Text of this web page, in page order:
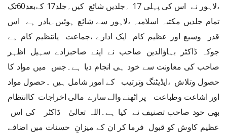
،لاہور نے اس کی پہلی 17 ؍جلدیں شائع کیں۔جلد17 کےبعد60تک
تمام جلدیں مکتبہ اسلامیہ ،لاہور سے شائع ہوئیں۔یادر ہے اس
قدر وسیع اور عظیم کام ایک ادارے ،جماعت یاتنظیم کام ہے
جوکہ ڈاکٹر بہاؤالدین صاحب نے اپنے صاحبزادے سہیل اظہر
صاحب کی معاونت سے خود ہی انجام دیا ہے۔جس میں مواد کا
حصول وتلاش ،ایڈیٹنگ وترتیب کے امور شامل ہیں ۔حصول مواد
اور اشاعت وطباعت پر اٹھنے والے سارے مالی اخراجات کاانتظام
بھی خود صاحب تصنیف نے کیا ہے۔اللہ تعالیٰ ڈاکٹر کی اس
عظیم کاوش کو قبول فرما کر ان کے میزانِ حسنات میں اضافے